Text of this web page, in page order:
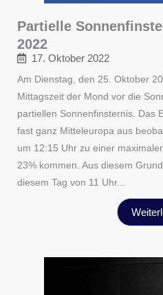
Partielle
2022
17. Oktober 2022
Am Dienstag, den 25. Oktober
Mittagszeit der Mond vor die
partiellen Sonnenfinsternis. Das
fast ganz Mitteleuropa aus
um 12:15 Uhr zu einer
23% kommen. Aus diesem
diesem Tag von 11 Uhr...